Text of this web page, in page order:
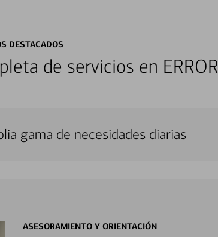
DESTACADOS
de servicios en ERROR
gama de necesidades diarias
ASESORAMIENTO Y ORIENTACIÓN